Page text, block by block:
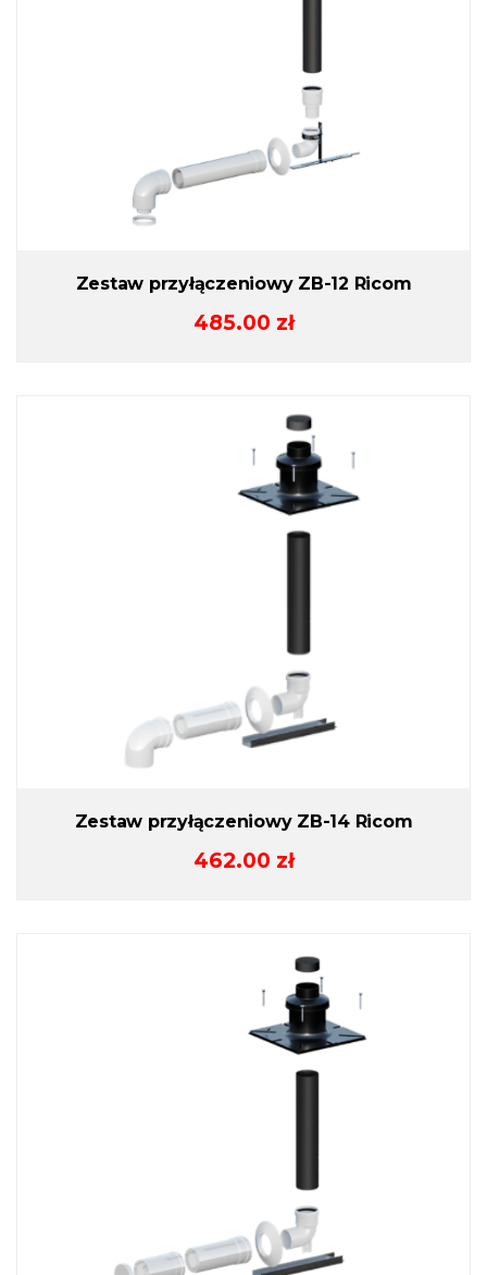
Zestaw przyłączeniowy ZB-12 Ricom
485.00 zł
Zestaw przyłączeniowy ZB-14 Ricom
462.00 zł